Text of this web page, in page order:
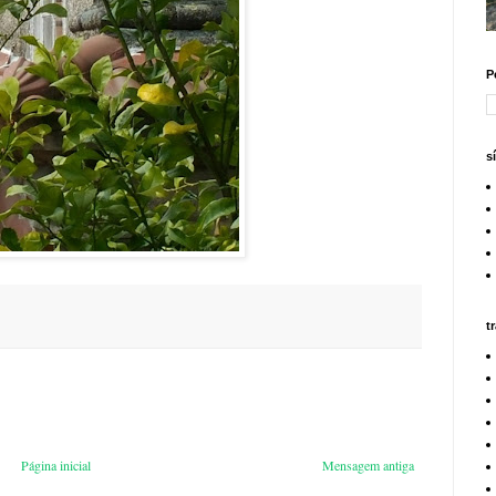
Mensagem antiga
Página inicial